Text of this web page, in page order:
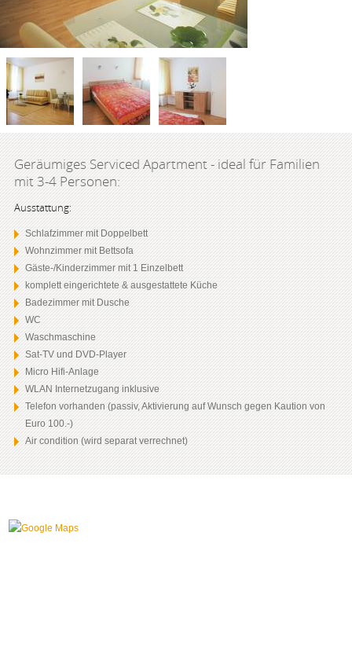
Geräumiges Serviced Apartment - ideal für Familien
mit 3-4 Personen:
Ausstattung:
Schlafzimmer mit Doppelbett
Wohnzimmer mit Bettsofa
Gäste-/Kinderzimmer mit 1 Einzelbett
komplett eingerichtete & ausgestattete Küche
Badezimmer mit Dusche
WC
Waschmaschine
Sat-TV und DVD-Player
Micro Hifi-Anlage
WLAN Internetzugang inklusive
Telefon vorhanden (passiv, Aktivierung auf Wunsch gegen Kaution von
Euro 100.-)
Air condition (wird separat verrechnet)